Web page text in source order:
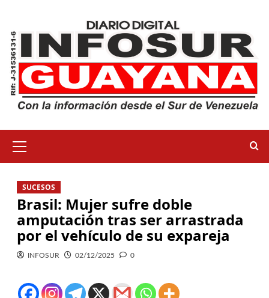
SUCESOS
Brasil: Mujer sufre doble
amputación tras ser arrastrada
por el vehículo de su expareja
INFOSUR 02/12/2025 0